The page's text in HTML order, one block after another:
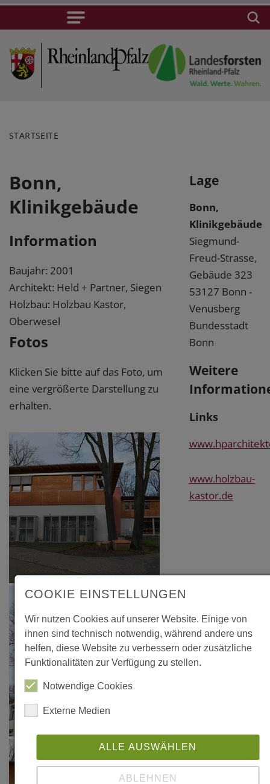
STARTSEITE
Bonn,
Klinikgebäude
Information
Baujahr: 2001
Architekt: Held + Partner, Siegen
Holzbau: Holzbau Kastor,
Oberwesel
Fotos
Klicken Sie bitte auf das Foto, um
eine vergrößerte Darstellung zu
erhalten.
Lage
Bonn,
Klinikgebäude
Siegmund-
Freud-Strasse,
Gebäude 323
53127 Bonn -
Venusberg
Bundesstadt
Bonn
Weitere
Links
www.holzbau-
kastor.de
COOKIE EINSTELLUNGEN
Wir nutzen Cookies auf unserer Website. Einige von
ihnen sind technisch notwendig, während andere uns
helfen, diese Website zu verbessern oder zusätzliche
Funktionalitäten zur Verfügung zu stellen.
Notwendige Cookies
Externe Medien
ALLE AUSWÄHLEN
ABLEHNEN